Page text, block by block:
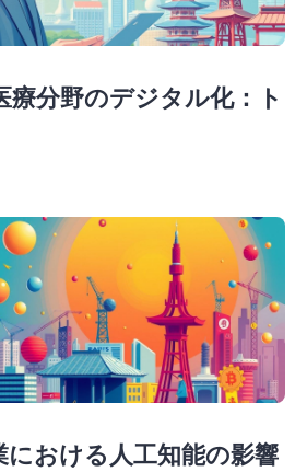
療分野のデジタル化：ト
における人工知能の影響